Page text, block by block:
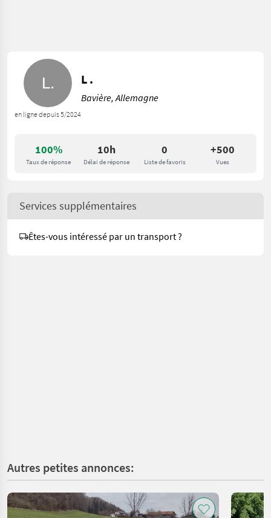
100%
Taux de réponse
10h
Délai de réponse
0
Liste de favoris
+500
Vues
en ligne depuis 5/2024
L .
Bavière, Allemagne
Services supplémentaires
Êtes-vous intéressé par un transport ?
Autres petites annonces: